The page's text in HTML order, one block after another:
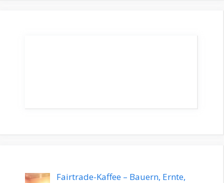
Fairtrade-Kaffee – Bauern, Ernte,